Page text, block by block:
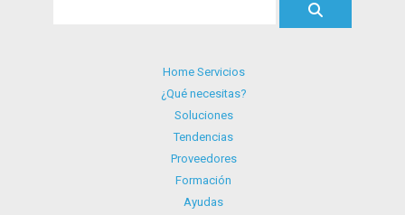
Home Servicios
¿Qué necesitas?
Soluciones
Tendencias
Proveedores
Formación
Ayudas